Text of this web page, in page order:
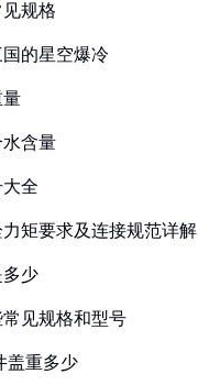
规格
的星空爆冷
量
含量
全
矩要求及连接规范详解
多少
见规格和型号
盖重多少